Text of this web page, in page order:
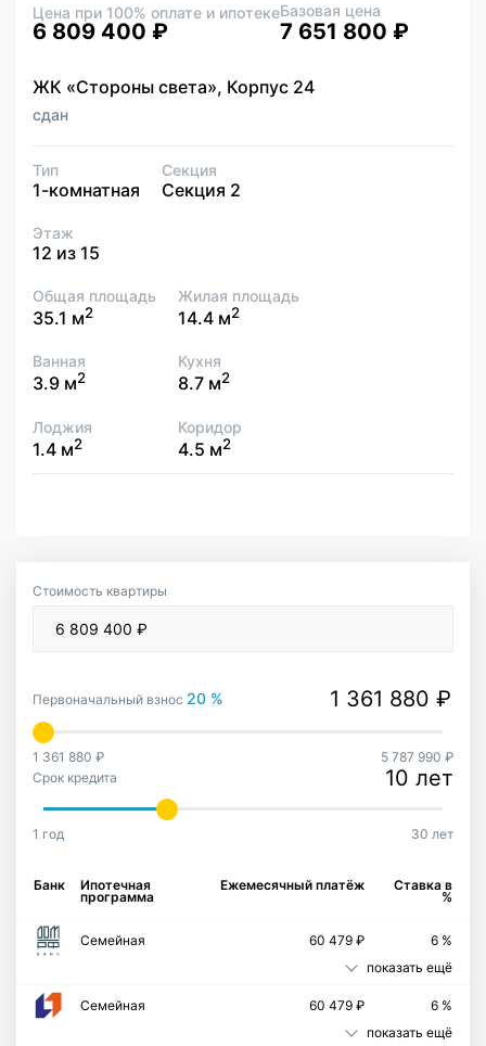
Цена при 100% оплате и ипотеке
6 809 400 ₽
Базовая цена
7 651 800 ₽
ЖК «Стороны света», Корпус 24
сдан
Тип
1-комнатная
Секция
Секция 2
Этаж
12 из 15
Общая площадь
35.1 м2
Жилая площадь
14.4 м2
Ванная
3.9 м2
Кухня
8.7 м2
Лоджия
1.4 м2
Коридор
4.5 м2
Стоимость квартиры
Первоначальный взнос 20 %
1 361 880 ₽
5 787 990 ₽
Срок кредита
10 лет
1 год 30 лет
Банк Ипотечная
программа
Ежемесячный платёж Ставка в
%
Семейная 60 479 ₽
6 %
показать ещё
Семейная 60 479 ₽
6 %
показать ещё